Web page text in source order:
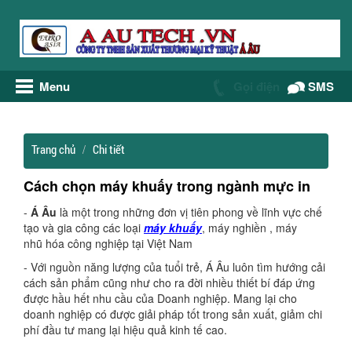
Menu SMS
Trang chủ Chi tiết
Cách chọn máy khuấy trong ngành mực in
- Á Âu là một trong những đơn vị tiên phong về lĩnh vực chế
tạo và gia công các loại máy khuấy, máy nghiền , máy
nhũ hóa công nghiệp tại Việt Nam
- Với nguồn năng lượng của tuổi trẻ, Á Âu luôn tìm hướng cải
cách sản phẩm cũng như cho ra đời nhiều thiết bí đáp ứng
được hầu hết nhu cầu của Doanh nghiệp. Mang lại cho
doanh nghiệp có được giải pháp tốt trong sản xuất, giảm chi
phí đầu tư mang lại hiệu quả kinh tế cao.